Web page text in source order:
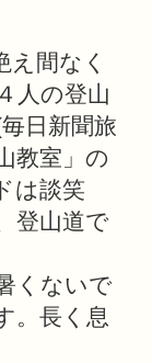
え間なく
人の登山
毎日新聞旅
教室」の
は談笑
登山道で
くないで
。長く息